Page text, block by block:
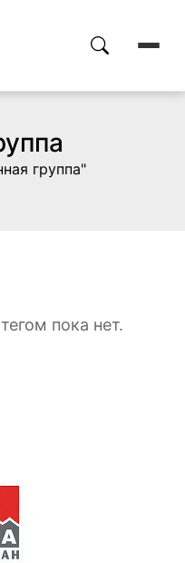
группа"
пока нет.